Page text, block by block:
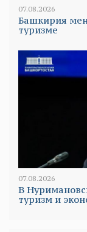
07.08.2026
Башкирия
туризме
07.08.2026
В
туризм и